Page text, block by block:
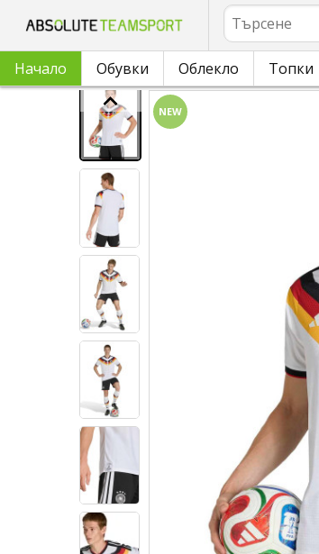
Търсене
Начало Обувки Облекло Топки
NEW